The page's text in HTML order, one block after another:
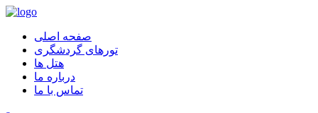
صفحه اصلی
تورهای گردشگری
هتل ها
درباره ما
تماس با ما